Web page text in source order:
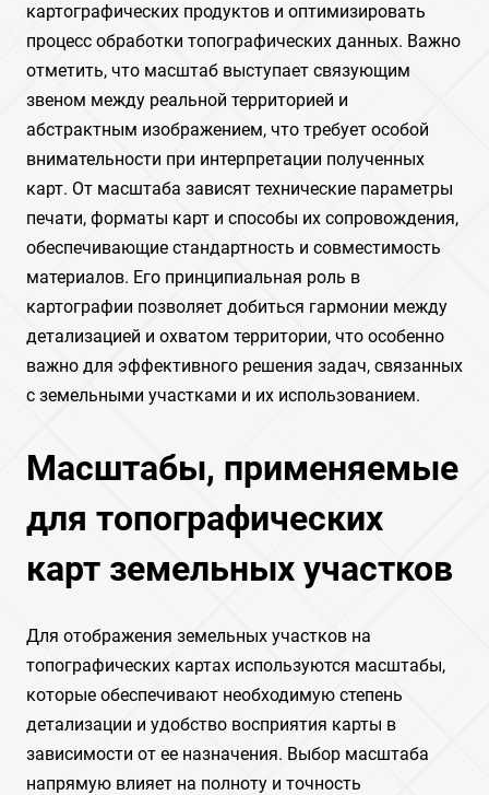
картографических продуктов и оптимизировать
процесс обработки топографических данных. Важно
отметить, что масштаб выступает связующим
звеном между реальной территорией и
абстрактным изображением, что требует особой
внимательности при интерпретации полученных
карт. От масштаба зависят технические параметры
печати, форматы карт и способы их сопровождения,
обеспечивающие стандартность и совместимость
материалов. Его принципиальная роль в
картографии позволяет добиться гармонии между
детализацией и охватом территории, что особенно
важно для эффективного решения задач, связанных
с земельными участками и их использованием.
Масштабы, применяемые
для топографических
карт земельных участков
Для отображения земельных участков на
топографических картах используются масштабы,
которые обеспечивают необходимую степень
детализации и удобство восприятия карты в
зависимости от ее назначения. Выбор масштаба
напрямую влияет на полноту и точность